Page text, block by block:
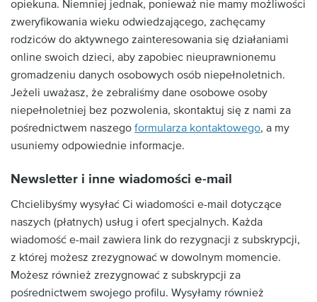
opiekuna. Niemniej jednak, ponieważ nie mamy możliwości
zweryfikowania wieku odwiedzającego, zachęcamy
rodziców do aktywnego zainteresowania się działaniami
online swoich dzieci, aby zapobiec nieuprawnionemu
gromadzeniu danych osobowych osób niepełnoletnich.
Jeżeli uważasz, że zebraliśmy dane osobowe osoby
niepełnoletniej bez pozwolenia, skontaktuj się z nami za
pośrednictwem naszego formularza kontaktowego, a my
usuniemy odpowiednie informacje.
Newsletter i inne wiadomości e-mail
Chcielibyśmy wysyłać Ci wiadomości e-mail dotyczące
naszych (płatnych) usług i ofert specjalnych. Każda
wiadomość e-mail zawiera link do rezygnacji z subskrypcji,
z której możesz zrezygnować w dowolnym momencie.
Możesz również zrezygnować z subskrypcji za
pośrednictwem swojego profilu. Wysyłamy również